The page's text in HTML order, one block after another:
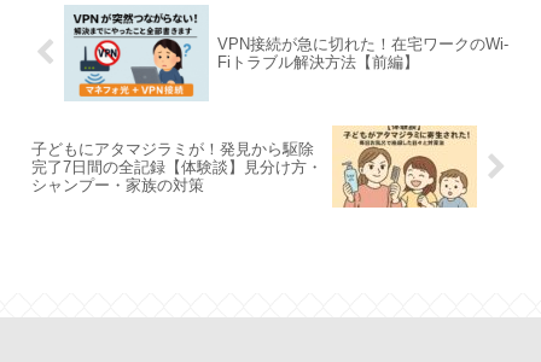
VPN接続が急に切れた！在宅ワークのWi-
Fiトラブル解決方法【前編】
子どもにアタマジラミが！発見から駆除
完了7日間の全記録【体験談】見分け方・
シャンプー・家族の対策